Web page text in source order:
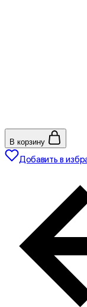
В корзину
Добавить в